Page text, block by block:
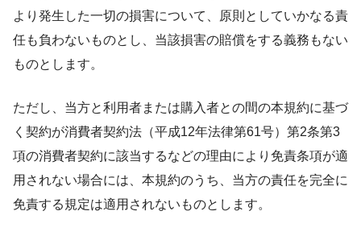
より発生した一切の損害について、原則としていかなる責
任も負わないものとし、当該損害の賠償をする義務もない
ものとします。
ただし、当方と利用者または購入者との間の本規約に基づ
く契約が消費者契約法（平成12年法律第61号）第2条第3
項の消費者契約に該当するなどの理由により免責条項が適
用されない場合には、本規約のうち、当方の責任を完全に
免責する規定は適用されないものとします。